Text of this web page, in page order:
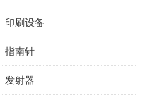
印刷设备
指南针
发射器